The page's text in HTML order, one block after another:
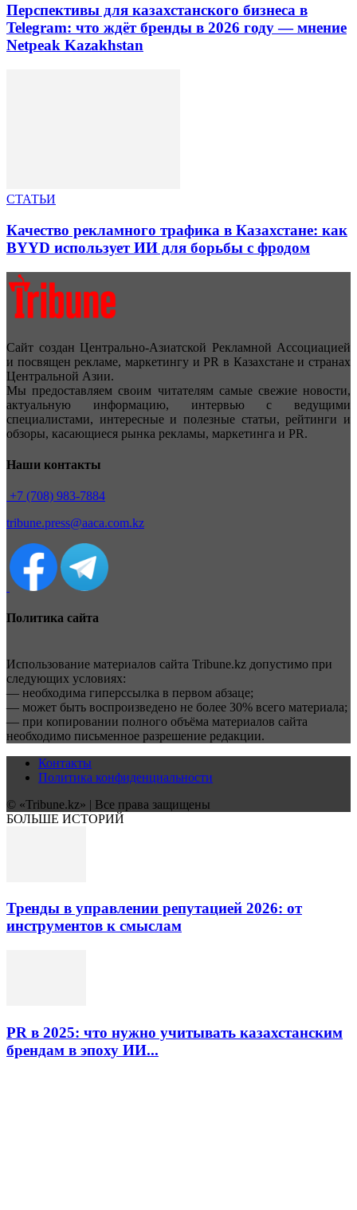
Перспективы для казахстанского бизнеса в
Telegram: что ждёт бренды в 2026 году — мнение
Netpeak Kazakhstan
СТАТЬИ
Качество рекламного трафика в Казахстане: как
BYYD использует ИИ для борьбы с фродом
Сайт создан Центрально-Азиатской Рекламной Ассоциацией
и посвящен рекламе, маркетингу и PR в Казахстане и странах
Центральной Азии.
Мы предоставляем своим читателям самые свежие новости,
актуальную информацию, интервью с ведущими
специалистами, интересные и полезные статьи, рейтинги и
обзоры, касающиеся рынка рекламы, маркетинга и PR.
Наши контакты
+7 (708) 983-7884
tribune.press@aaca.com.kz
Политика сайта
Использование материалов сайта Tribune.kz допустимо при
следующих условиях:
— необходима гиперссылка в первом абзаце;
— может быть воспроизведено не более 30% всего материала;
— при копировании полного объёма материалов сайта
необходимо письменное разрешение редакции.
Контакты
Политика конфиденциальности
© «Tribune.kz» | Все права защищены
БОЛЬШЕ ИСТОРИЙ
Тренды в управлении репутацией 2026: от
инструментов к смыслам
PR в 2025: что нужно учитывать казахстанским
брендам в эпоху ИИ...